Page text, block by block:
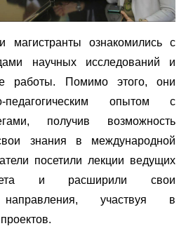
магистранты ознакомились с
научных исследований и
работы.
Помимо этого, они
педагогическим опытом с
получив возможность
знания в международной
посетили лекции ведущих
и расширили свои
направления, участвуя в